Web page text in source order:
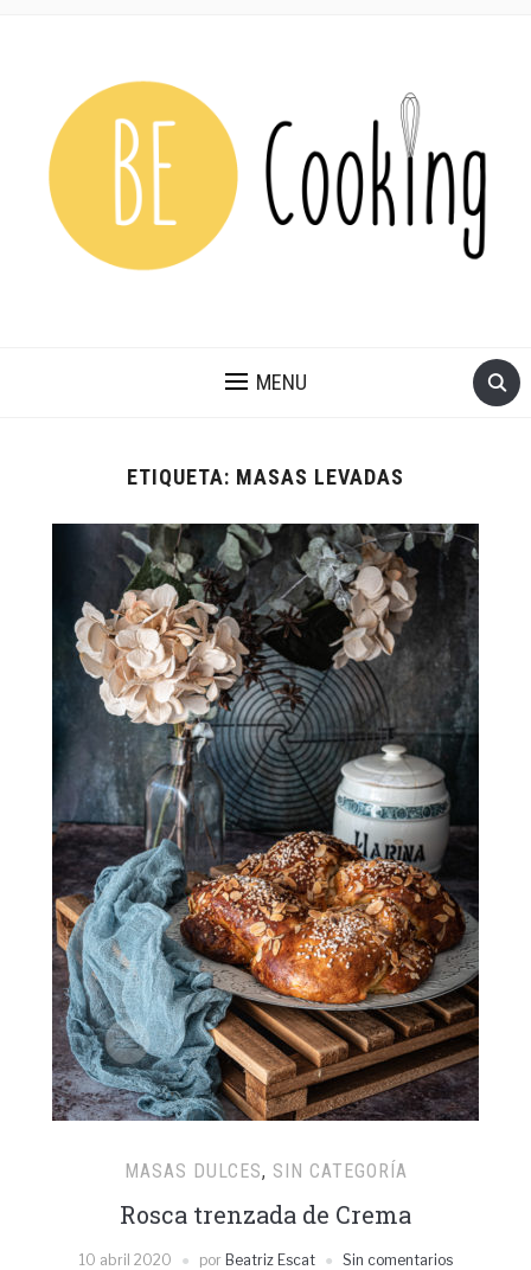
MENU
ETIQUETA: MASAS LEVADAS
MASAS DULCES, SIN CATEGORÍA
Rosca trenzada de Crema
10 abril 2020 por Beatriz Escat Sin comentarios